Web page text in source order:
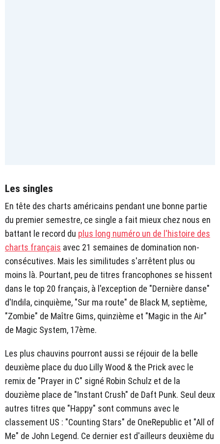
Les singles
En tête des charts américains pendant une bonne partie
du premier semestre, ce single a fait mieux chez nous en
battant le record du plus long numéro un de l'histoire des
charts français avec 21 semaines de domination non-
consécutives. Mais les similitudes s'arrêtent plus ou
moins là. Pourtant, peu de titres francophones se hissent
dans le top 20 français, à l'exception de "Dernière danse"
d'Indila, cinquième, "Sur ma route" de Black M, septième,
"Zombie" de Maître Gims, quinzième et "Magic in the Air"
de Magic System, 17ème.
Les plus chauvins pourront aussi se réjouir de la belle
deuxième place du duo Lilly Wood & the Prick avec le
remix de "Prayer in C" signé Robin Schulz et de la
douzième place de "Instant Crush" de Daft Punk. Seul deux
autres titres que "Happy" sont communs avec le
classement US : "Counting Stars" de OneRepublic et "All of
Me" de John Legend. Ce dernier est d'ailleurs deuxième du